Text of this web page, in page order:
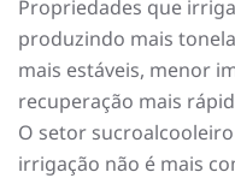
Propriedades que
produzindo mais
mais estáveis, menor
recuperação mais
O setor
irrigação não é mais